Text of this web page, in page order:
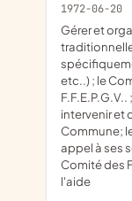
1972-06-20
gérer et organiser : les manifestations et festivités
etc..) ; le
intervenir et
Commune;
appel à ses
Comité des
l'aide